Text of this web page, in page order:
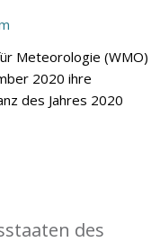
Meteorologie (WMO)
2020 ihre
des Jahres 2020
des